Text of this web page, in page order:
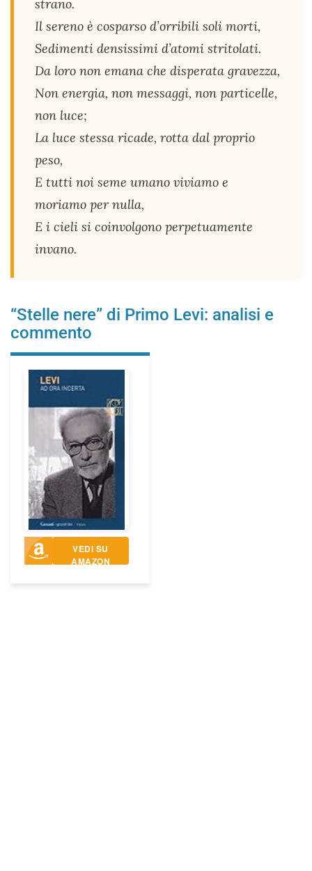
strano.
Il sereno è cosparso d’orribili soli morti,
Sedimenti densissimi d’atomi stritolati.
Da loro non emana che disperata gravezza,
Non energia, non messaggi, non particelle,
non luce;
La luce stessa ricade, rotta dal proprio
peso,
E tutti noi seme umano viviamo e
moriamo per nulla,
E i cieli si coinvolgono perpetuamente
invano.
“Stelle nere” di Primo Levi: analisi e
commento
VEDI SU
AMAZON